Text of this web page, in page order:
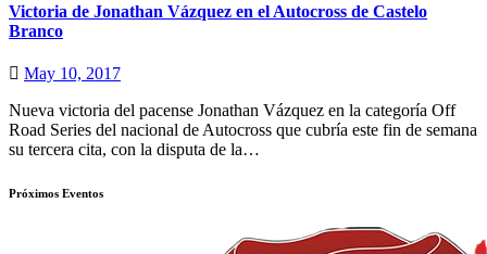
Victoria de Jonathan Vázquez en el Autocross de Castelo
Branco
May 10, 2017
Nueva victoria del pacense Jonathan Vázquez en la categoría Off
Road Series del nacional de Autocross que cubría este fin de semana
su tercera cita, con la disputa de la…
Próximos Eventos